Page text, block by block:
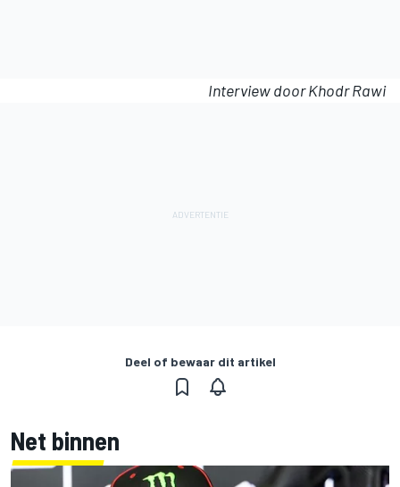
Interview door Khodr Rawi
Deel of bewaar dit artikel
Net binnen